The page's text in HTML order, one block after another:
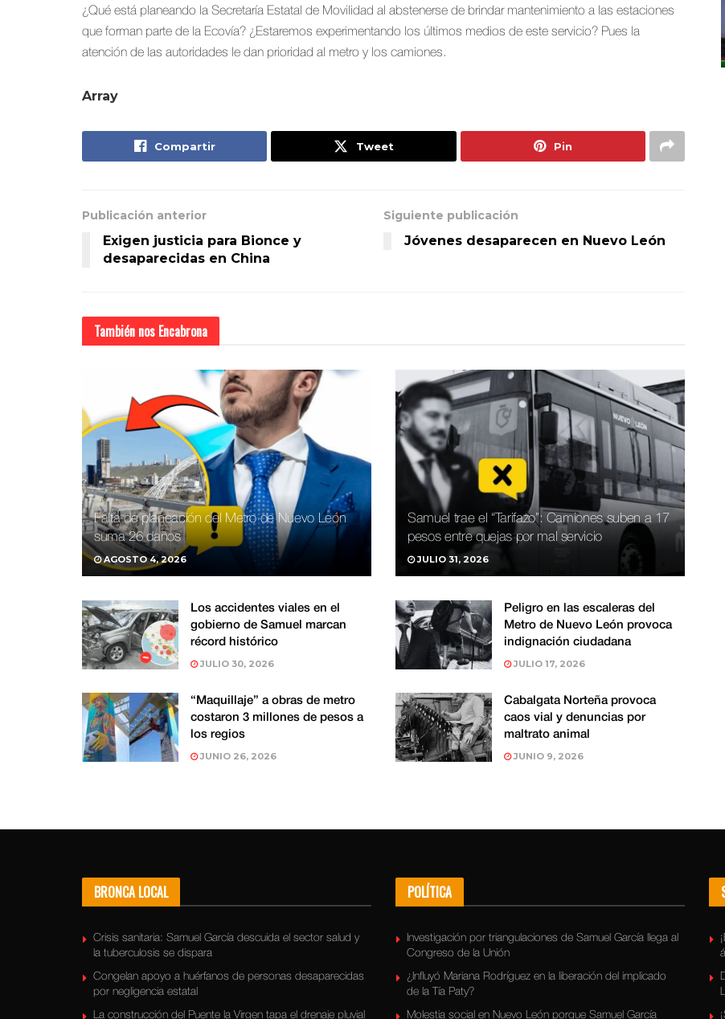
¿Qué está planeando la Secretaría Estatal de Movilidad al abstenerse de brindar mantenimiento a las estaciones
que forman parte de la Ecovía? ¿Estaremos experimentando los últimos medios de este servicio? Pues la
atención de las autoridades le dan prioridad al metro y los camiones.
Array
Compartir Tweet Pin
Publicación anterior
Exigen justicia para Bionce y
desaparecidas en China
Siguiente publicación
Jóvenes desaparecen en Nuevo León
También nos Encabrona
Falta de planeación del Metro de Nuevo León
suma 26 daños
AGOSTO 4, 2026
Samuel trae el “Tarifazo”: Camiones suben a 17
pesos entre quejas por mal servicio
JULIO 31, 2026
Los accidentes viales en el
gobierno de Samuel marcan
récord histórico
JULIO 30, 2026
Peligro en las escaleras del
Metro de Nuevo León provoca
indignación ciudadana
JULIO 17, 2026
“Maquillaje” a obras de metro
costaron 3 millones de pesos a
los regios
JUNIO 26, 2026
Cabalgata Norteña provoca
caos vial y denuncias por
maltrato animal
JUNIO 9, 2026
BRONCA LOCAL
Crisis sanitaria: Samuel García descuida el sector salud y
la tuberculosis se dispara
Congelan apoyo a huérfanos de personas desaparecidas
por negligencia estatal
La construcción del Puente la Virgen tapa el drenaje pluvial
POLÍTICA
Investigación por triangulaciones de Samuel García llega al
Congreso de la Unión
¿Influyó Mariana Rodríguez en la liberación del implicado
de la Tía Paty?
Molestia social en Nuevo León porque Samuel García